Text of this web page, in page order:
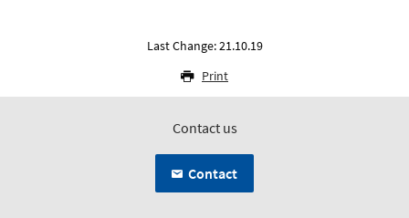
Last Change: 21.10.19
Print
Contact us
Contact